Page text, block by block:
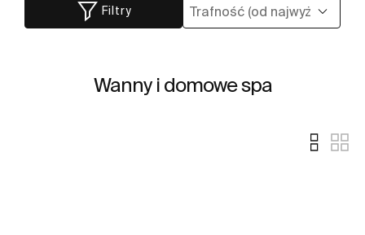
Filtry
Wanny i domowe spa